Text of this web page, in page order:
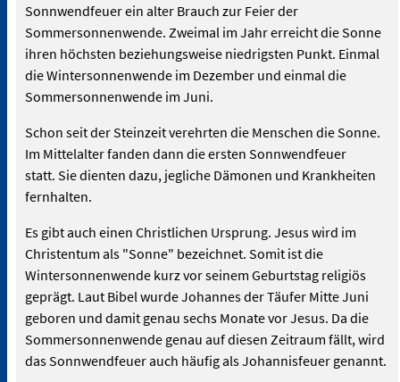
Sonnwendfeuer ein alter Brauch zur Feier der
Sommersonnenwende. Zweimal im Jahr erreicht die Sonne
ihren höchsten beziehungsweise niedrigsten Punkt. Einmal
die Wintersonnenwende im Dezember und einmal die
Sommersonnenwende im Juni.
Schon seit der Steinzeit verehrten die Menschen die Sonne.
Im Mittelalter fanden dann die ersten Sonnwendfeuer
statt. Sie dienten dazu, jegliche Dämonen und Krankheiten
fernhalten.
Es gibt auch einen Christlichen Ursprung. Jesus wird im
Christentum als "Sonne" bezeichnet. Somit ist die
Wintersonnenwende kurz vor seinem Geburtstag religiös
geprägt. Laut Bibel wurde Johannes der Täufer Mitte Juni
geboren und damit genau sechs Monate vor Jesus. Da die
Sommersonnenwende genau auf diesen Zeitraum fällt, wird
das Sonnwendfeuer auch häufig als Johannisfeuer genannt.